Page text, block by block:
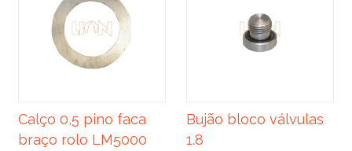
Calço 0,5 pino faca
braço rolo LM5000
Bujão bloco válvulas
1.8